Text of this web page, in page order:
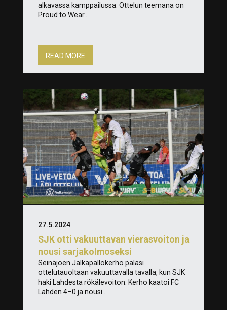
alkavassa kamppailussa. Ottelun teemana on
Proud to Wear...
READ MORE
SJK otti vakuuttavan vierasvoiton ja
nousi sarjakolmoseksi
27.5.2024
Seinäjoen Jalkapallokerho palasi
ottelutauoltaan vakuuttavalla tavalla, kun SJK
haki Lahdesta rökälevoiton. Kerho kaatoi FC
Lahden 4–0 ja nousi...